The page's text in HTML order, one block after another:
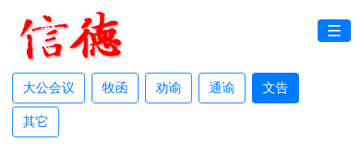
大公会议 牧函 劝谕 通谕 文告
其它